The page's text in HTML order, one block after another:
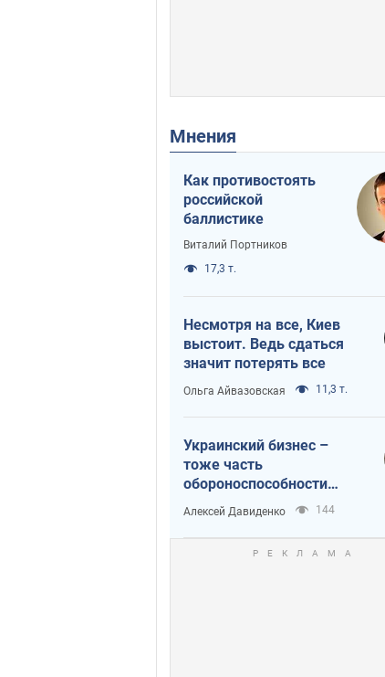
Мнения
Как противостоять
российской
баллистике
Виталий Портников
17,3 т.
Несмотря на все, Киев
выстоит. Ведь сдаться
значит потерять все
Ольга Айвазовская 11,3 т.
Украинский бизнес –
тоже часть
обороноспособности
страны. Не отдавайте их
рынок чужим
Алексей Давиденко 144